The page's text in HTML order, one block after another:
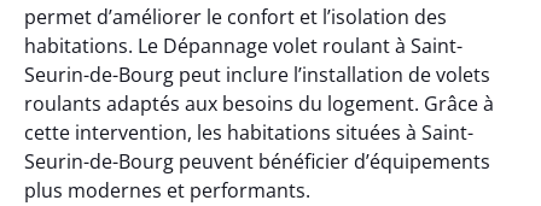
permet d’améliorer le confort et l’isolation des
habitations. Le Dépannage volet roulant à Saint-
Seurin-de-Bourg peut inclure l’installation de volets
roulants adaptés aux besoins du logement. Grâce à
cette intervention, les habitations situées à Saint-
Seurin-de-Bourg peuvent bénéficier d’équipements
plus modernes et performants.